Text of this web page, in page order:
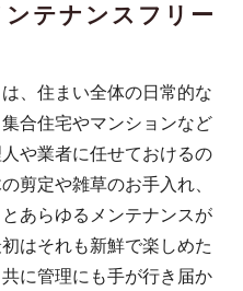
テナンスフリー
、住まい全体の日常的な
合住宅やマンションなど
や業者に任せておけるの
剪定や雑草のお手入れ、
あらゆるメンテナンスが
はそれも新鮮で楽しめた
に管理にも手が行き届か